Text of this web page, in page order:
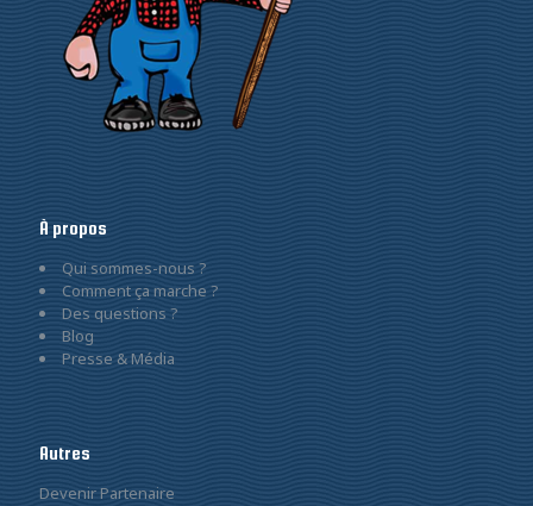
À propos
Qui sommes-nous ?
Comment ça marche ?
Des questions ?
Blog
Presse & Média
Autres
Devenir Partenaire